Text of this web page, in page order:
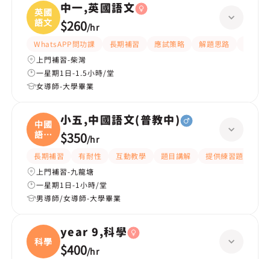
英國
語文
中一,英國語文
$260/hr
WhatsAPP問功課 長期補習 應試策略 解題思路
上門補習-柴灣
一星期1日-1.5小時/堂
女導師-大學畢業
中國
語文
(
小五,中國語文(普教中)
$350/hr
長期補習 有耐性 互動教學 題目講解
提供練習題/試題
上門補習-九龍塘
一星期1日-1小時/堂
男導師/女導師-大學畢業
科學
year 9,科學
$400/hr